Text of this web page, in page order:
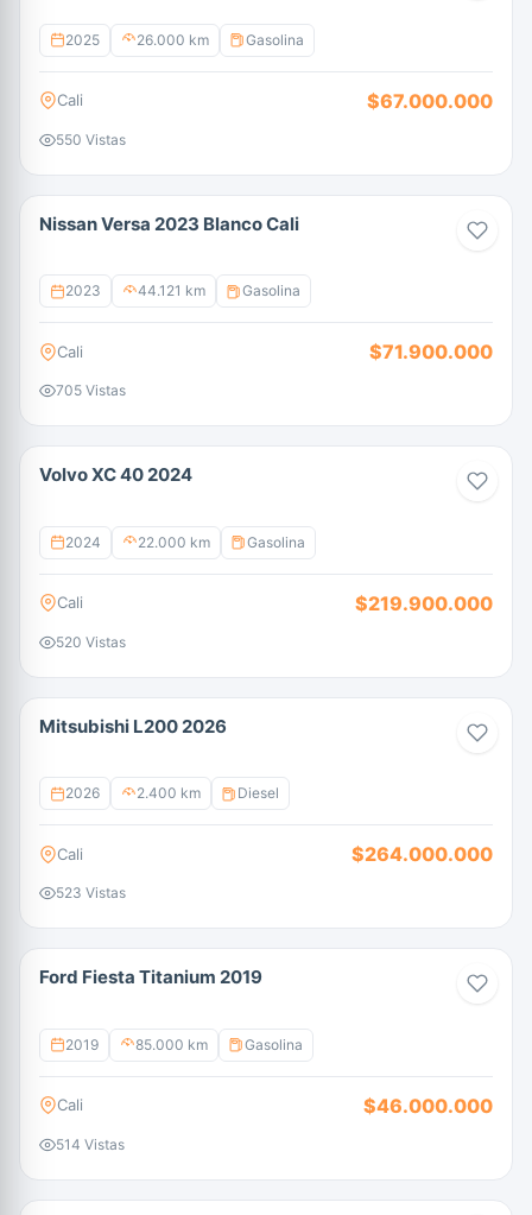
2025 26.000 km Gasolina
Cali $67.000.000
550 Vistas
Nissan Versa 2023 Blanco Cali
2023 44.121 km Gasolina
Cali $71.900.000
705 Vistas
Volvo XC 40 2024
2024 22.000 km Gasolina
Cali $219.900.000
520 Vistas
Mitsubishi L200 2026
2026 2.400 km Diesel
Cali $264.000.000
523 Vistas
Ford Fiesta Titanium 2019
2019 85.000 km Gasolina
Cali $46.000.000
514 Vistas